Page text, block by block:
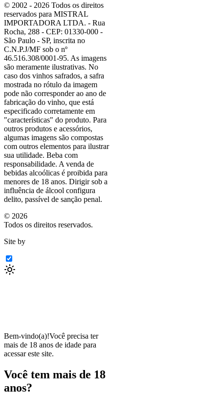
© 2002 - 2026 Todos os direitos
reservados para MISTRAL
IMPORTADORA LTDA. - Rua
Rocha, 288 - CEP: 01330-000 -
São Paulo - SP, inscrita no
C.N.P.J/MF sob o nº
46.516.308/0001-95. As imagens
são meramente ilustrativas. No
caso dos vinhos safrados, a safra
mostrada no rótulo da imagem
pode não corresponder ao ano de
fabricação do vinho, que está
especificado corretamente em
"características" do produto. Para
outros produtos e acessórios,
algumas imagens são compostas
com outros elementos para ilustrar
sua utilidade. Beba com
responsabilidade. A venda de
bebidas alcoólicas é proibida para
menores de 18 anos. Dirigir sob a
influência de álcool configura
delito, passível de sanção penal.
© 2026
Todos os direitos reservados.
Site by
Bem-vindo(a)!Você precisa ter
mais de 18 anos de idade para
acessar este site.
Você tem mais de 18
anos?